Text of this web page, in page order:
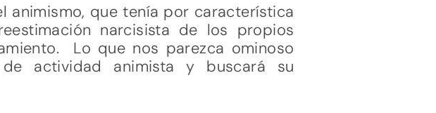
animismo, que tenía por característica
narcisista de los propios
Lo que nos parezca ominoso
actividad animista y buscará su